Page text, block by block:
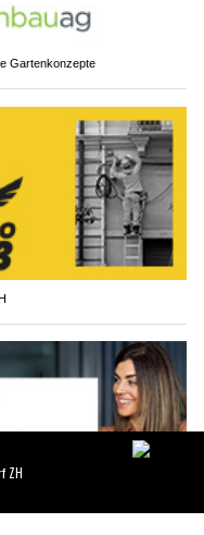
Gartenkonzepte